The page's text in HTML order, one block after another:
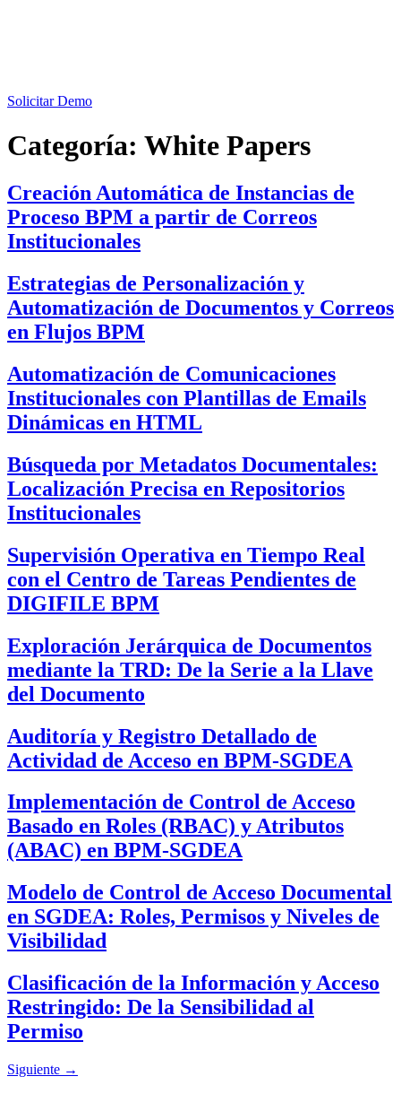
Solicitar Demo
Categoría: White Papers
Creación Automática de Instancias de
Proceso BPM a partir de Correos
Institucionales
Estrategias de Personalización y
Automatización de Documentos y Correos
en Flujos BPM
Automatización de Comunicaciones
Institucionales con Plantillas de Emails
Dinámicas en HTML
Búsqueda por Metadatos Documentales:
Localización Precisa en Repositorios
Institucionales
Supervisión Operativa en Tiempo Real
con el Centro de Tareas Pendientes de
DIGIFILE BPM
Exploración Jerárquica de Documentos
mediante la TRD: De la Serie a la Llave
del Documento
Auditoría y Registro Detallado de
Actividad de Acceso en BPM-SGDEA
Implementación de Control de Acceso
Basado en Roles (RBAC) y Atributos
(ABAC) en BPM-SGDEA
Modelo de Control de Acceso Documental
en SGDEA: Roles, Permisos y Niveles de
Visibilidad
Clasificación de la Información y Acceso
Restringido: De la Sensibilidad al
Permiso
Siguiente →